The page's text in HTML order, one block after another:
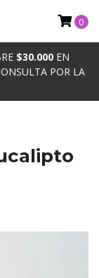
$30.000EN
POR LA
0